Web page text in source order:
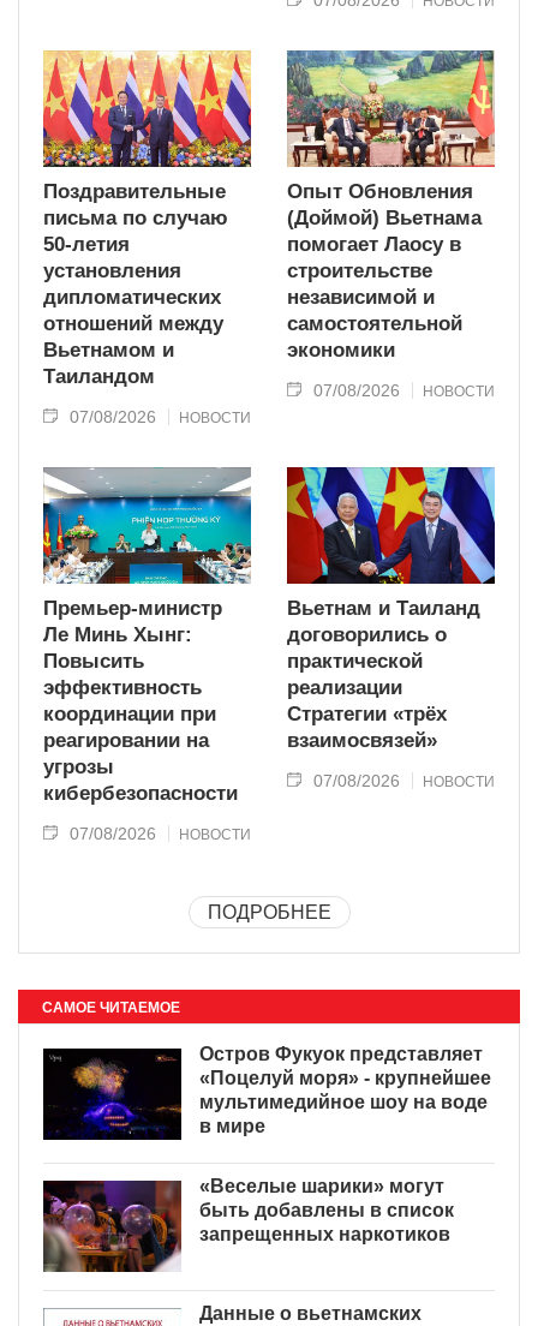
Поздравительные
письма по случаю
50-летия
установления
дипломатических
отношений между
Вьетнамом и
Таиландом
07/08/2026 НОВОСТИ
Опыт Обновления
(Доймой) Вьетнама
помогает Лаосу в
строительстве
независимой и
самостоятельной
экономики
07/08/2026 НОВОСТИ
Премьер-министр
Ле Минь Хынг:
Повысить
эффективность
координации при
реагировании на
угрозы
кибербезопасности
07/08/2026 НОВОСТИ
Вьетнам и Таиланд
договорились о
практической
реализации
Стратегии «трёх
взаимосвязей»
07/08/2026 НОВОСТИ
ПОДРОБНЕЕ
САМОЕ ЧИТАЕМОЕ
Остров Фукуок представляет
«Поцелуй моря» - крупнейшее
мультимедийное шоу на воде
в мире
«Веселые шарики» могут
быть добавлены в список
запрещенных наркотиков
Данные о вьетнамских